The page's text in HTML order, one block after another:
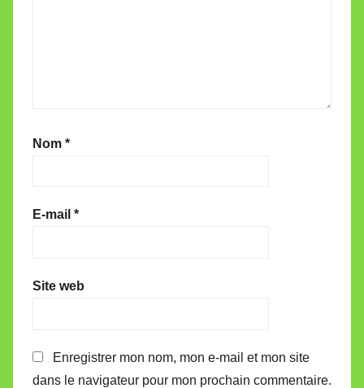
Nom *
E-mail *
Site web
Enregistrer mon nom, mon e-mail et mon site
dans le navigateur pour mon prochain commentaire.